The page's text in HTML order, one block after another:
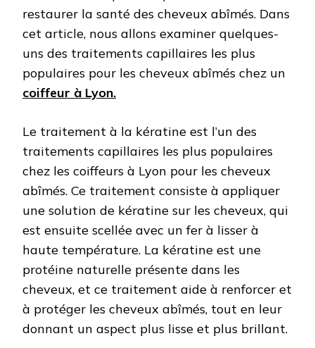
restaurer la santé des cheveux abîmés. Dans
cet article, nous allons examiner quelques-
uns des traitements capillaires les plus
populaires pour les cheveux abîmés chez un
coiffeur à Lyon.
Le traitement à la kératine est l’un des
traitements capillaires les plus populaires
chez les coiffeurs à Lyon pour les cheveux
abîmés. Ce traitement consiste à appliquer
une solution de kératine sur les cheveux, qui
est ensuite scellée avec un fer à lisser à
haute température. La kératine est une
protéine naturelle présente dans les
cheveux, et ce traitement aide à renforcer et
à protéger les cheveux abîmés, tout en leur
donnant un aspect plus lisse et plus brillant.